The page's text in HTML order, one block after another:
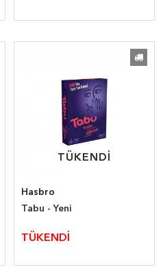
TÜKENDİ
TÜKENDİ
Hasbro
Tabu - Yeni
TÜKENDİ